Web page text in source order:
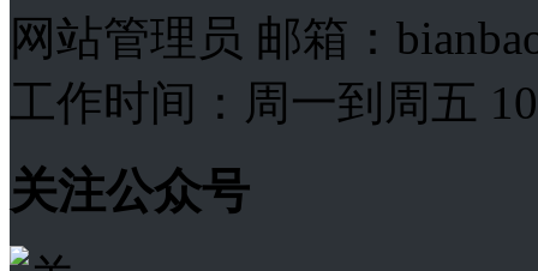
网站管理员 邮箱：
工作时间：周一到周五
关注公众号